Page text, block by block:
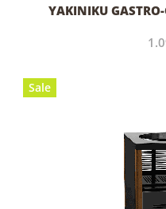
YAKINIKU
Sale